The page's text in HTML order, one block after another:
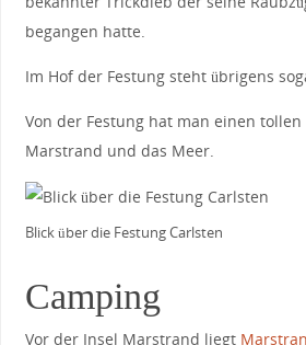
begangen hatte.
Im Hof der Festung steht übrigens
Von der Festung hat man einen
Marstrand und das Meer.
Blick über die Festung Carlsten
Camping
Vor der Insel Marstrand liegt